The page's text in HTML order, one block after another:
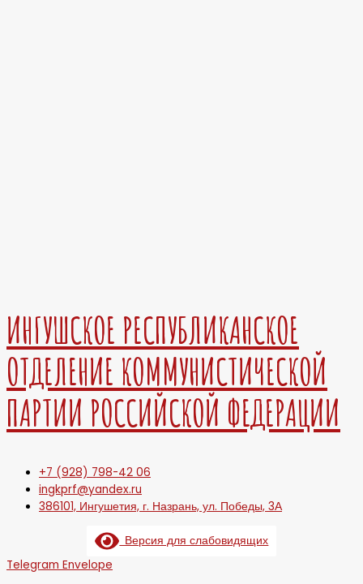
ИНГУШСКОЕ РЕСПУБЛИКАНСКОЕ
ОТДЕЛЕНИЕ КОММУНИСТИЧЕСКОЙ
ПАРТИИ РОССИЙСКОЙ ФЕДЕРАЦИИ
+7 (928) 798-42 06
ingkprf@yandex.ru
386101, Ингушетия, г. Назрань, ул. Победы, 3А
Версия для слабовидящих
Telegram Envelope